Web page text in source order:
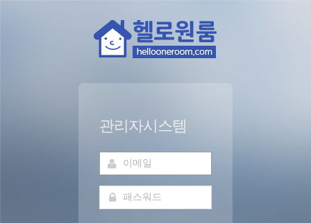
관리자시스템